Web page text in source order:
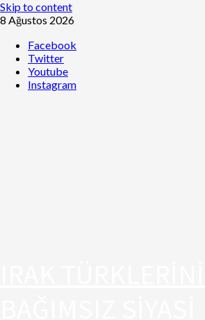
Skip to content
8 Ağustos 2026
Facebook
Twitter
Youtube
Instagram